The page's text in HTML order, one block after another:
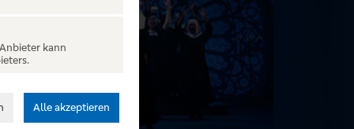
kann
Alle akzeptieren